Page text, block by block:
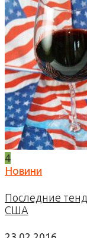
4
Новини
Последние
США